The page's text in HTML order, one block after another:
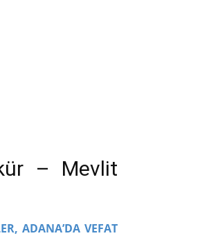
– Mevlit
ADANA’DA VEFAT